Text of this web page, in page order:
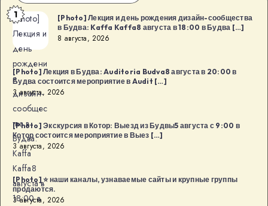
[Photo]
Лекция и
день
рождени
я
дизайн-
сообщес
тва в
Будва:
Kaffa
Kaffa8
августа в
18:00 в
1
[Photo] Лекция и день рождения дизайн-сообщества
в Будва: Kaffa Kaffa8 августа в 18:00 в Будва […]
8 августа, 2026
[Photo] Лекция в Будва: Auditoria Budva8 августа в 20:00 в
Будва состоится мероприятие в Audit […]
3 августа, 2026
[Photo] Экскурсия в Котор: Выезд из Будвы5 августа с 9:00 в
Котор состоится мероприятие в Выез […]
3 августа, 2026
[Photo] ⭐️ наши каналы, узнаваемые сайты и крупные группы
продаются.
3 августа, 2026